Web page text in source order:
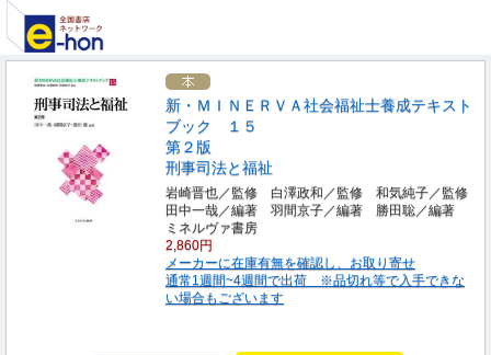
新・ＭＩＮＥＲＶＡ社会福祉士養成テキスト
ブック １５
第２版
刑事司法と福祉
岩崎晋也／監修 白澤政和／監修 和気純子／監修
田中一哉／編著 羽間京子／編著 勝田聡／編著
ミネルヴァ書房
2,860円
メーカーに在庫有無を確認し、お取り寄せ
通常1週間~4週間で出荷 ※品切れ等で入手できな
い場合もございます